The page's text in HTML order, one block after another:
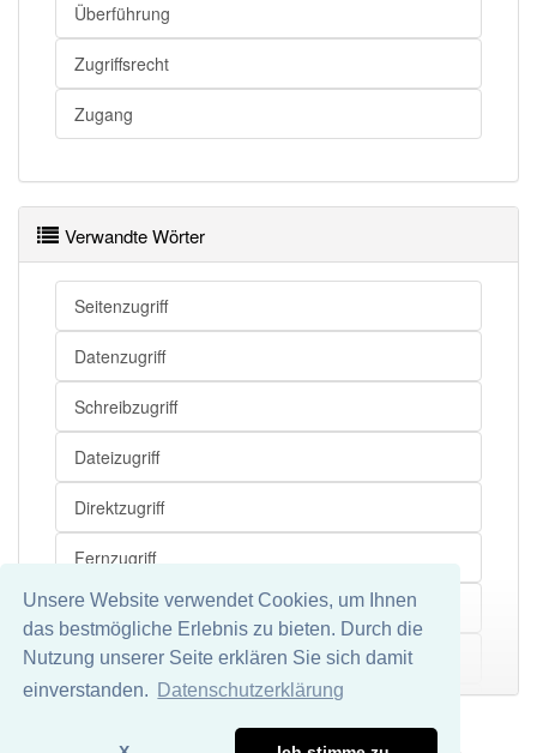
Unsere Website verwendet Cookies, um Ihnen
das bestmögliche Erlebnis zu bieten. Durch die
Nutzung unserer Seite erklären Sie sich damit
einverstanden.
Datenschutzerklärung
Überführung
Zugriffsrecht
Zugang
Verwandte Wörter
Seitenzugriff
Datenzugriff
Schreibzugriff
Dateizugriff
Direktzugriff
Fernzugriff
Festplattenzugriff
Lese-Schreib-Zugriff Mehr
Datenschutz